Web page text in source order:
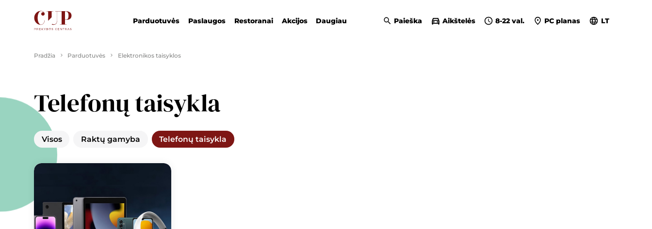
Parduotuvės Paslaugos Restoranai Akcijos Daugiau Paieška Aikštelės 8-22 val. PC planas LT
Pradžia Parduotuvės Elektronikos taisyklos
Telefonų taisykla
Visos Raktų gamyba Telefonų taisykla